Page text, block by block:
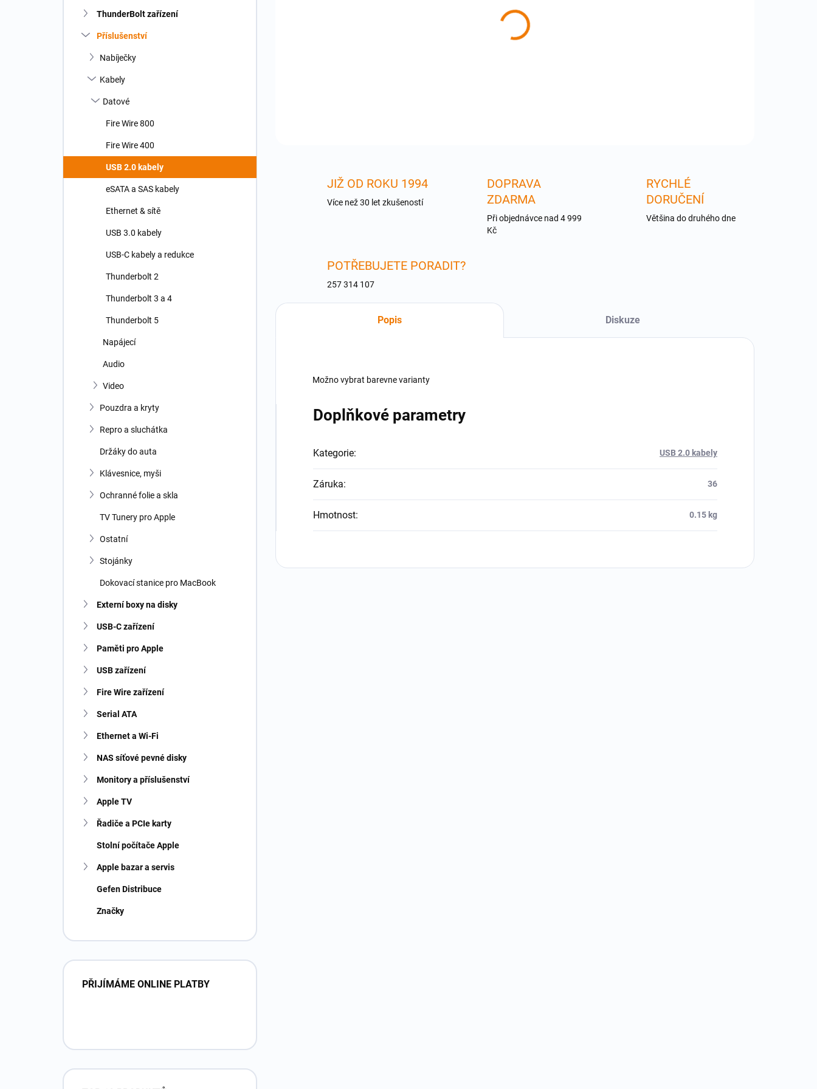
ThunderBolt zařízení
Příslušenství
Nabíječky
Kabely
Datové
Fire Wire 800
Fire Wire 400
USB 2.0 kabely
eSATA a SAS kabely
Ethernet & sítě
USB 3.0 kabely
USB-C kabely a redukce
Thunderbolt 2
Thunderbolt 3 a 4
Thunderbolt 5
Napájecí
Audio
Video
Pouzdra a kryty
Repro a sluchátka
Držáky do auta
Klávesnice, myši
Ochranné folie a skla
TV Tunery pro Apple
Ostatní
Stojánky
Dokovací stanice pro MacBook
Externí boxy na disky
USB-C zařízení
Paměti pro Apple
USB zařízení
Fire Wire zařízení
Serial ATA
Ethernet a Wi-Fi
NAS síťové pevné disky
Monitory a příslušenství
Apple TV
Řadiče a PCIe karty
Stolní počítače Apple
Apple bazar a servis
Gefen Distribuce
Značky
PŘIJÍMÁME ONLINE PLATBY
JIŽ OD ROKU 1994
Více než 30 let zkušeností
DOPRAVA
ZDARMA
Při objednávce nad 4 999
Kč
RYCHLÉ
DORUČENÍ
Většina do druhého dne
POTŘEBUJETE PORADIT?
257 314 107
Popis Diskuze
Možno vybrat barevne varianty
Doplňkové parametry
Kategorie: USB 2.0 kabely
Záruka: 36
Hmotnost: 0.15 kg